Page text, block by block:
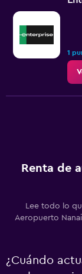
1
Renta de
Lee todo lo
Aeropuerto
¿Cuándo